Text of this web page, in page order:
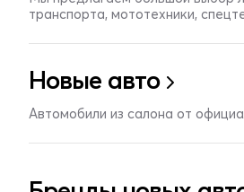
транспорта, мототехники,
Новые авто
Автомобили из салона от